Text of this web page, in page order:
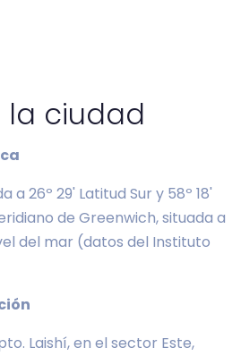
ciudad
a 26º 29' Latitud Sur y 58º 18'
de Greenwich, situada a
del mar (datos del Instituto
Laishí, en el sector Este,